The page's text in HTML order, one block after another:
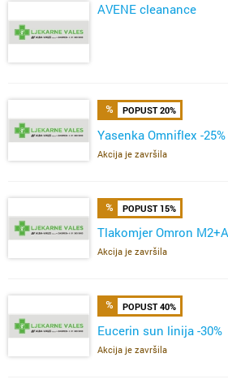
AVENE cleanance
POPUST 20%
Yasenka Omniflex -25%
Akcija je završila
POPUST 15%
Tlakomjer Omron
Akcija je završila
POPUST 40%
Eucerin sun linija -30%
Akcija je završila